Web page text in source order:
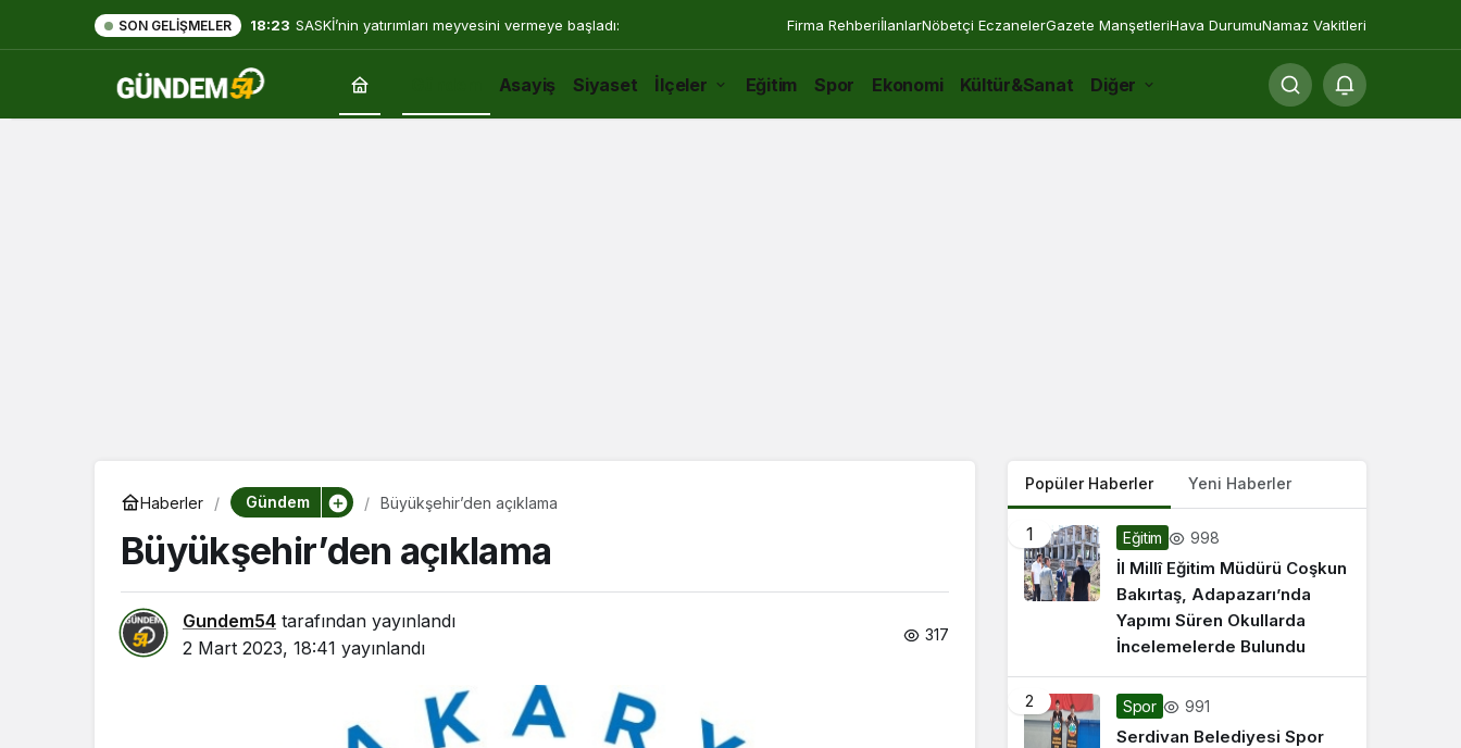
SON GELIŞMELER 18:23 SASKİ’nin yatırımları meyvesini vermeye başladı: Firma RehberiİlanlarNöbetçi EczanelerGazete ManşetleriHava DurumuNamaz Vakitleri
Asayiş Siyaset İlçeler Eğitim Spor Ekonomi Kültür&Sanat Diğer
Haberler Gündem Büyükşehir’den açıklama
Büyükşehir’den açıklama
Gundem54 tarafından yayınlandı
2 Mart 2023, 18:41 yayınlandı
317
Popüler Haberler Yeni Haberler
1 Eğitim 998
İl Millî Eğitim Müdürü Coşkun
Bakırtaş, Adapazarı’nda
Yapımı Süren Okullarda
İncelemelerde Bulundu
2 Spor 991
Serdivan Belediyesi Spor